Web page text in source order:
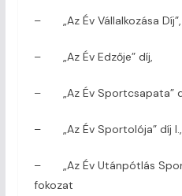
– „Az Év Vállalkozása Díj”,
– „Az Év Edzője” díj,
– „Az Év Sportcsapata”
– „Az Év Sportolója” díj I.,
– „Az Év Utánpótlás
fokozat